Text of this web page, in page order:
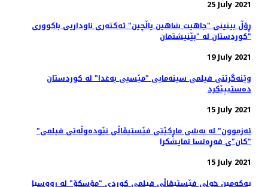
25 July 2021
ڕۆڵ بینینی "جاهیت شاهین یاڵچین" ئەکتەری ناوداریی باکووری
کوردستان لە "بێنیشتمان"
19 July 2021
وێنەگرتنی فیلمی سینەمایی "مێسیی بەغدا" لە کوردستان
دەستیپێکرد
15 July 2021
"ئەزموون" لە به‌شی ماڕکێتی فێستیڤاڵی نێوده‌وڵه‌تی فیلمی
"کان"ی فه‌ڕه‌نسا نمایشکرا
15 July 2021
یەکەمین خولی فێستیڤاڵی فیلمی کوردی "مۆسکۆ" لە ڕووسیا